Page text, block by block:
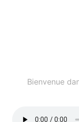
Bienvenue